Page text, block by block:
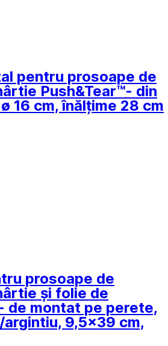
pentru prosoape de
Push&Tear™- din
16 cm, înălțime 28 cm
prosoape de
și folie de
de montat pe perete,
9,5x39 cm,